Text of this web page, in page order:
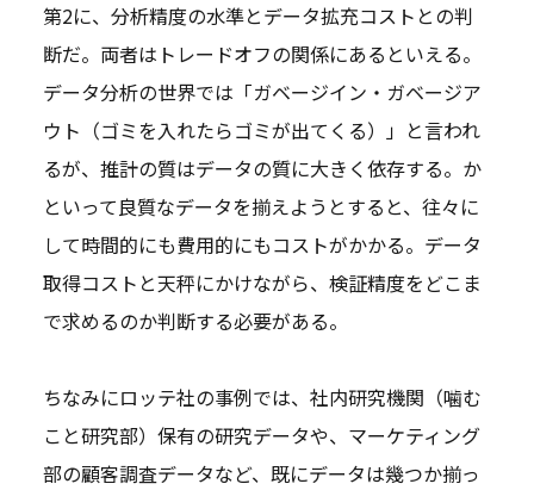
第2に、分析精度の水準とデータ拡充コストとの判
断だ。両者はトレードオフの関係にあるといえる。
データ分析の世界では「ガベージイン・ガベージア
ウト（ゴミを入れたらゴミが出てくる）」と言われ
るが、推計の質はデータの質に大きく依存する。か
といって良質なデータを揃えようとすると、往々に
して時間的にも費用的にもコストがかかる。データ
取得コストと天秤にかけながら、検証精度をどこま
で求めるのか判断する必要がある。
ちなみにロッテ社の事例では、社内研究機関（噛む
こと研究部）保有の研究データや、マーケティング
部の顧客調査データなど、既にデータは幾つか揃っ